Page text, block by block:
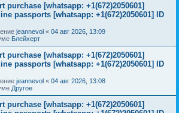
purchase [whatsapp: +1(672)2050601]
passports [whatsapp: +1(672)2050601] ID
jeannevol « 04 авг 2026, 13:09
Блейхерт
purchase [whatsapp: +1(672)2050601]
passports [whatsapp: +1(672)2050601] ID
jeannevol « 04 авг 2026, 13:08
Другое
purchase [whatsapp: +1(672)2050601]